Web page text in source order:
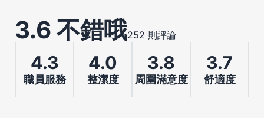
3.6 不錯哦252 則評論
4.3
職員服務
4.0
整潔度
3.8
周圍滿意度
3.7
舒適度